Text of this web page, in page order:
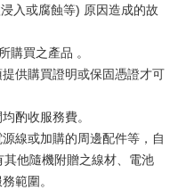
入或腐蝕等) 原因造成的故
購買之產品 。
供購買證明或保固憑證才可
酌收服務費。
線或加購的周邊配件等，自
他隨機附贈之線材、電池
範圍。